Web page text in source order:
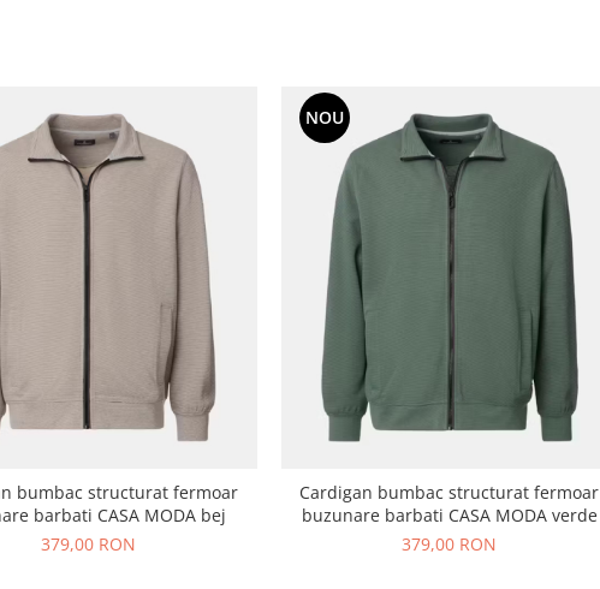
bumbac structurat fermoar
barbati CASA MODA bej
379,00 RON
NOU
Cardigan bumbac structurat fermoar
buzunare barbati CASA MODA verde
379,00 RON